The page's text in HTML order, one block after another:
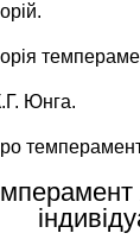
Юнга.